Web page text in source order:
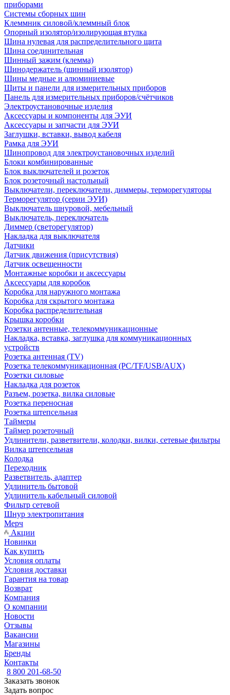
приборами
Системы сборных шин
Клеммник силовой/клеммный блок
Опорный изолятор/изолирующая втулка
Шина нулевая для распределительного щита
Шина соединительная
Шинный зажим (клемма)
Шинодержатель (шинный изолятор)
Шины медные и алюминиевые
Щиты и панели для измерительных приборов
Панель для измерительных приборов/счётчиков
Электроустановочные изделия
Аксессуары и компоненты для ЭУИ
Аксессуары и запчасти для ЭУИ
Заглушки, вставки, вывод кабеля
Рамка для ЭУИ
Шинопровод для электроустановочных изделий
Блоки комбинированные
Блок выключателей и розеток
Блок розеточный настольный
Выключатели, переключатели, диммеры, терморегуляторы
Терморегулятор (серии ЭУИ)
Выключатель шнуровой, мебельный
Выключатель, переключатель
Диммер (светорегулятор)
Накладка для выключателя
Датчики
Датчик движения (присутствия)
Датчик освещенности
Монтажные коробки и аксессуары
Аксессуары для коробок
Коробка для наружного монтажа
Коробка для скрытого монтажа
Коробка распределительная
Крышка коробки
Розетки антенные, телекоммуникационные
Накладка, вставка, заглушка для коммуникационных
устройств
Розетка антенная (TV)
Розетка телекоммуникационная (PC/TF/USB/AUX)
Розетки силовые
Накладка для розеток
Разъем, розетка, вилка силовые
Розетка переносная
Розетка штепсельная
Таймеры
Таймер розеточный
Удлинители, разветвители, колодки, вилки, сетевые фильтры
Вилка штепсельная
Колодка
Переходник
Разветвитель, адаптер
Удлинитель бытовой
Удлинитель кабельный силовой
Фильтр сетевой
Шнур электропитания
Мерч
Акции
Новинки
Как купить
Условия оплаты
Условия доставки
Гарантия на товар
Возврат
Компания
О компании
Новости
Отзывы
Вакансии
Магазины
Бренды
Контакты
8 800 201-68-50
Заказать звонок
Задать вопрос